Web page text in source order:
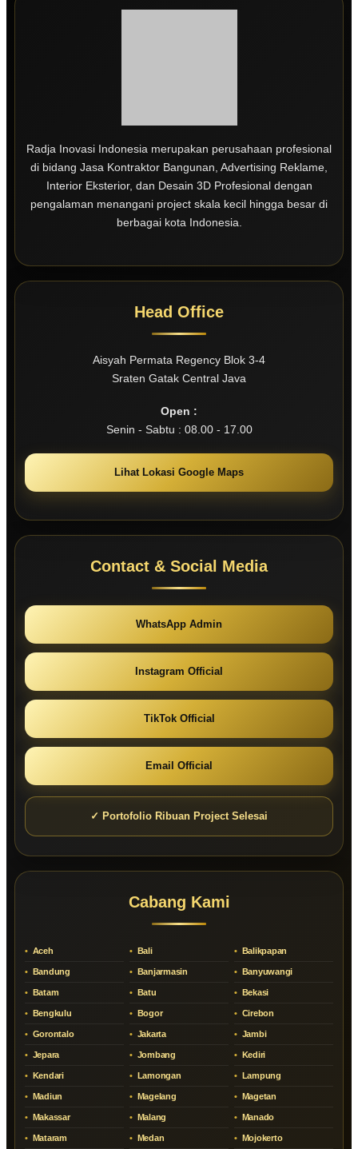
Radja Inovasi Indonesia merupakan perusahaan profesional
di bidang Jasa Kontraktor Bangunan, Advertising Reklame,
Interior Eksterior, dan Desain 3D Profesional dengan
pengalaman menangani project skala kecil hingga besar di
berbagai kota Indonesia.
Head Office
Aisyah Permata Regency Blok 3-4
Sraten Gatak Central Java
Open :
Senin - Sabtu : 08.00 - 17.00
Lihat Lokasi Google Maps
Contact & Social Media
WhatsApp Admin
Instagram Official
TikTok Official
Email Official
✓ Portofolio Ribuan Project Selesai
Cabang Kami
Aceh Bali Balikpapan
Bandung Banjarmasin Banyuwangi
Batam Batu Bekasi
Bengkulu Bogor Cirebon
Gorontalo Jakarta Jambi
Jepara Jombang Kediri
Kendari Lamongan Lampung
Madiun Magelang Magetan
Makassar Malang Manado
Mataram Medan Mojokerto